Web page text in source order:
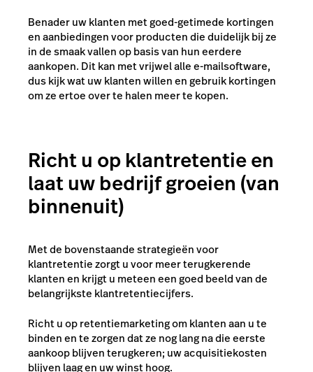
Benader uw klanten met goed-getimede kortingen
en aanbiedingen voor producten die duidelijk bij ze
in de smaak vallen op basis van hun eerdere
aankopen. Dit kan met vrijwel alle e-mailsoftware,
dus kijk wat uw klanten willen en gebruik kortingen
om ze ertoe over te halen meer te kopen.
Richt u op klantretentie en
laat uw bedrijf groeien (van
binnenuit)
Met de bovenstaande strategieën voor
klantretentie zorgt u voor meer terugkerende
klanten en krijgt u meteen een goed beeld van de
belangrijkste klantretentiecijfers.
Richt u op retentiemarketing om klanten aan u te
binden en te zorgen dat ze nog lang na die eerste
aankoop blijven terugkeren; uw acquisitiekosten
blijven laag en uw winst hoog.